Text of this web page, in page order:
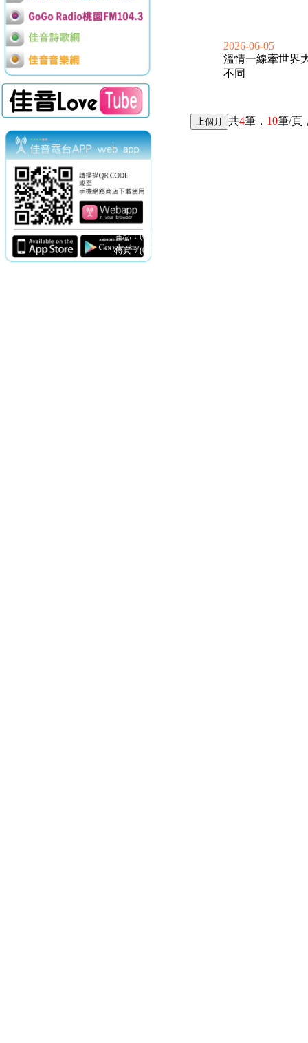
2026-06-05
溫情一線牽世界
不同
共4筆， 10筆/頁
電話：(02)2369-9050
傳真：(02)2362-7816